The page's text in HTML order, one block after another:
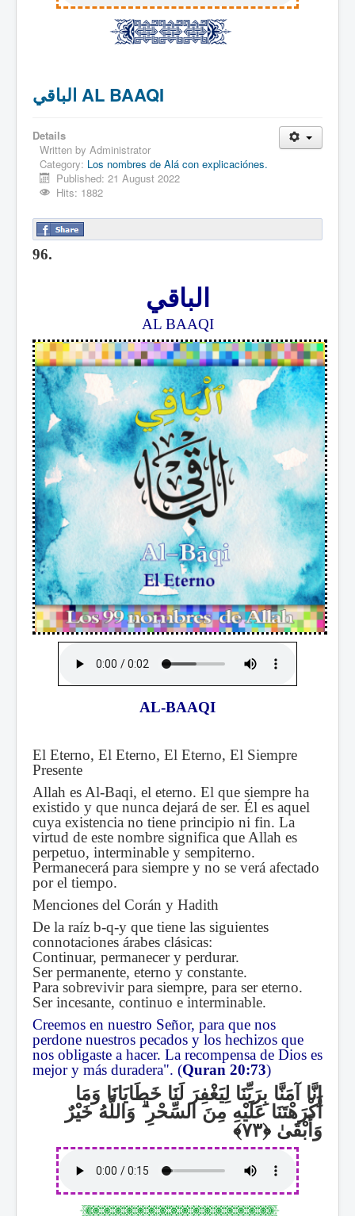
الباقي AL BAAQI
Details
Written by Administrator
Category: Los nombres de Alá con explicaciónes.
Published: 21 August 2022
Hits: 1882
96.
الباقي
AL BAAQI
AL-BAAQI
El Eterno, El Eterno, El Eterno, El Siempre
Presente
Allah es Al-Baqi, el eterno. El que siempre ha
existido y que nunca dejará de ser. Él es aquel
cuya existencia no tiene principio ni fin. La
virtud de este nombre significa que Allah es
perpetuo, interminable y sempiterno.
Permanecerá para siempre y no se verá afectado
por el tiempo.
Menciones del Corán y Hadith
De la raíz b-q-y que tiene las siguientes
connotaciones árabes clásicas:
Continuar, permanecer y perdurar.
Ser permanente, eterno y constante.
Para sobrevivir para siempre, para ser eterno.
Ser incesante, continuo e interminable.
Creemos en nuestro Señor, para que nos
perdone nuestros pecados y los hechizos que
nos obligaste a hacer. La recompensa de Dios es
mejor y más duradera". (Quran 20:73)
إِنَّا آمَنَّا بِرَبِّنَا لِيَغْفِرَ لَنَا خَطَايَانَا وَمَا
أَكْرَهْتَنَا عَلَيْهِ مِنَ السِّحْرِۗ وَاللَّهُ خَيْرٌ
وَأَبْقَىٰ